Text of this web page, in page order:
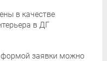
в качестве
в ДГ
заявки можно